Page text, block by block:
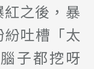
之後，暴
吐槽「太
子都挖呀